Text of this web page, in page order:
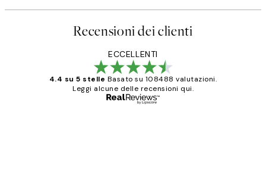
Recensioni dei clienti
ECCELLENTI
4.4 su 5 stelle Basato su 108488 valutazioni.
Leggi alcune delle recensioni qui.